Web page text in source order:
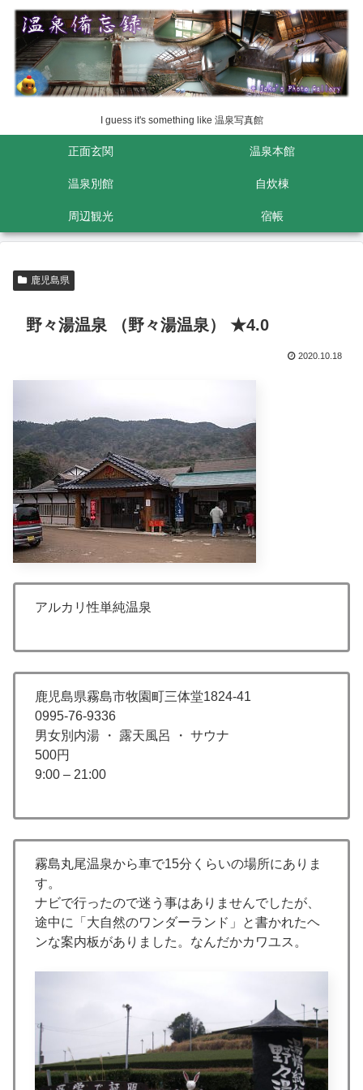
I guess it's something like 温泉写真館
正面玄関 温泉本館
温泉別館 自炊棟
周辺観光 宿帳
鹿児島県
野々湯温泉 （野々湯温泉） ★4.0
2020.10.18
アルカリ性単純温泉
鹿児島県霧島市牧園町三体堂1824-41
0995-76-9336
男女別内湯 ・ 露天風呂 ・ サウナ
500円
9:00 – 21:00
霧島丸尾温泉から車で15分くらいの場所にありま
す。
ナビで行ったので迷う事はありませんでしたが、
途中に「大自然のワンダーランド」と書かれたヘ
ンな案内板がありました。なんだかカワユス。